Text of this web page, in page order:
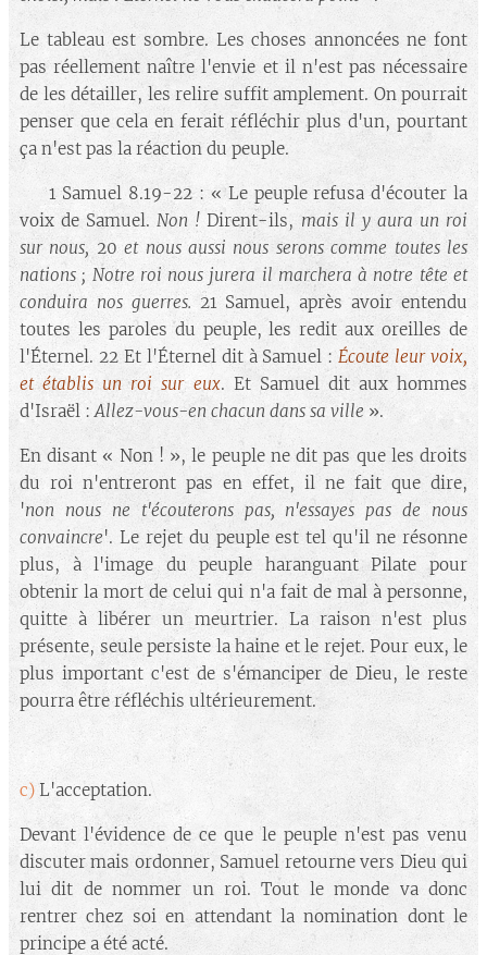
Le tableau est sombre. Les choses annoncées ne font
pas réellement naître l'envie et il n'est pas nécessaire
de les détailler, les relire suffit amplement. On pourrait
penser que cela en ferait réfléchir plus d'un, pourtant
ça n'est pas la réaction du peuple.
🔘 1 Samuel 8.19-22 : « Le peuple refusa d'écouter la
voix de Samuel.Non !Dirent-ils, mais il y aura un roi
sur nous, 20et nous aussi nous serons comme toutes les
nations ; Notre roi nous jurera il marchera à notre tête et
conduira nos guerres. 21 Samuel, après avoir entendu
toutes les paroles du peuple, les redit aux oreilles de
l'Éternel. 22 Et l'Éternel dit à Samuel :Écoute leur voix,
et établis un roi sur eux. Et Samuel dit aux hommes
d'Israël :Allez-vous-en chacun dans sa ville ».
En disant « Non ! », le peuple ne dit pas que les droits
du roi n'entreront pas en effet, il ne fait que dire,
'non nous ne t'écouterons pas, n'essayes pas de nous
convaincre'. Le rejet du peuple est tel qu'il ne résonne
plus, à l'image du peuple haranguant Pilate pour
obtenir la mort de celui qui n'a fait de mal à personne,
quitte à libérer un meurtrier. La raison n'est plus
présente, seule persiste la haine et le rejet. Pour eux, le
plus important c'est de s'émanciper de Dieu, le reste
pourra être réfléchis ultérieurement.
c) L'acceptation.
Devant l'évidence de ce que le peuple n'est pas venu
discuter mais ordonner, Samuel retourne vers Dieu qui
lui dit de nommer un roi. Tout le monde va donc
rentrer chez soi en attendant la nomination dont le
principe a été acté.